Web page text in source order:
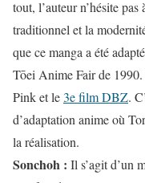
tout, l’auteur n’hésite
traditionnel et la
que ce manga a été
Tōei Anime Fair de
Pink et le3e film DBZ.
d’adaptation anime où
la réalisation.
Sonchoh : Il s’agit d’un